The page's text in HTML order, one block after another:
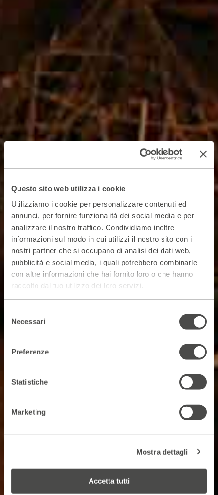
Questo sito web utilizza i cookie
Utilizziamo i cookie per personalizzare contenuti ed
annunci, per fornire funzionalità dei social media e per
analizzare il nostro traffico. Condividiamo inoltre
informazioni sul modo in cui utilizzi il nostro sito con i
nostri partner che si occupano di analisi dei dati web,
pubblicità e social media, i quali potrebbero combinarle
con altre informazioni che hai fornito loro o che hanno
raccolto dal tuo utilizzo dei loro servizi.
delNecessari
Preferenze
Statistiche
Marketing
Mostra dettagli
Accetta tutti